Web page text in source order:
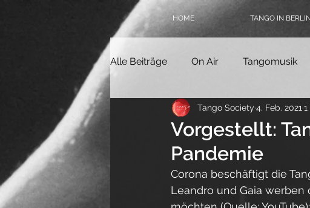
HOME TANGO IN BERLIN
Alle Beiträge On Air Tangomusik
Tangokolumne Tangofilm
Geschichte
Vorgestellt:
Pandemie
Tango Society 4. Feb. 2021
Corona beschäftigt die
Leandro und Gaia